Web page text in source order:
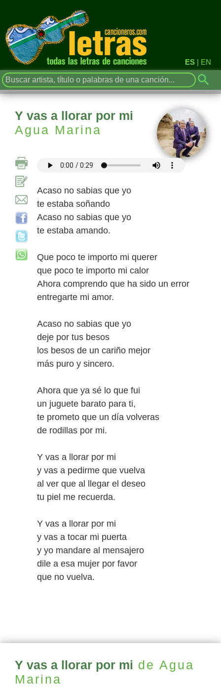
ES | EN
Y vas a llorar por mi
Agua Marina
Acaso no sabias que yo
te estaba soñando
Acaso no sabias que yo
te estaba amando.
Que poco te importo mi querer
que poco te importo mi calor
Ahora comprendo que ha sido un error
entregarte mi amor.
Acaso no sabias que yo
deje por tus besos
los besos de un cariño mejor
más puro y sincero.
Ahora que ya sé lo que fui
un juguete barato para ti,
te prometo que un día volveras
de rodillas por mi.
Y vas a llorar por mi
y vas a pedirme que vuelva
al ver que al llegar el deseo
tu piel me recuerda.
Y vas a llorar por mi
y vas a tocar mi puerta
y yo mandare al mensajero
dile a esa mujer por favor
que no vuelva.
Y vas a llorar por mi de Agua
Marina